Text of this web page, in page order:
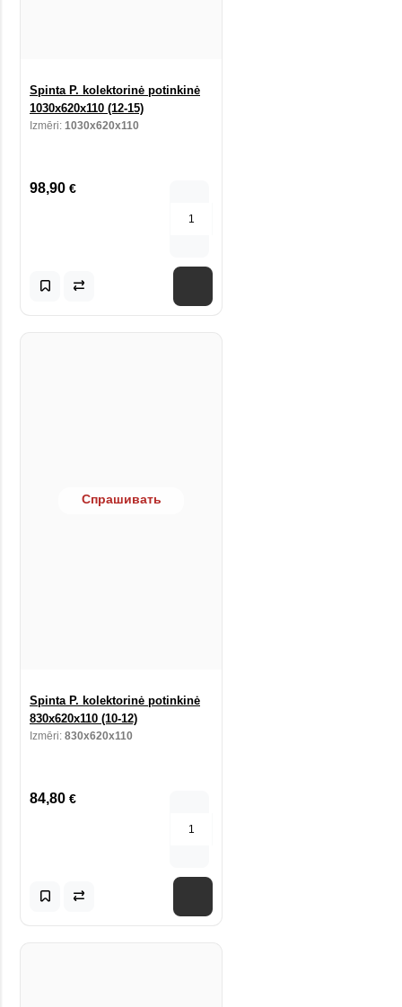
Spinta P. kolektorinė potinkinė
1030x620x110 (12-15)
Izmēri: 1030x620x110
98,90 €
Спрашивать
Spinta P. kolektorinė potinkinė
830x620x110 (10-12)
Izmēri: 830x620x110
84,80 €